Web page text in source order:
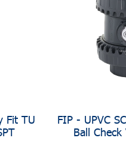
Fit TU
FIP - UPVC
Ball